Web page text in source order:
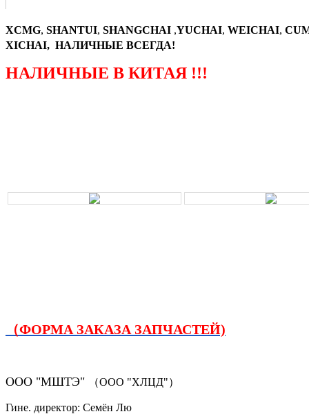
XCMG, SHANTUI, SHANGCHAI ,YUCHAI, WEICHAI,
XICHAI, НАЛИЧНЫЕ ВСЕГДА!
НАЛИЧНЫЕ В КИТАЯ !!!
（ФОРМА ЗАКАЗА ЗАПЧАСТЕЙ)
ООО "МШТЭ" （ООО "ХЛЦД"）
Гине. директор: Семён Лю